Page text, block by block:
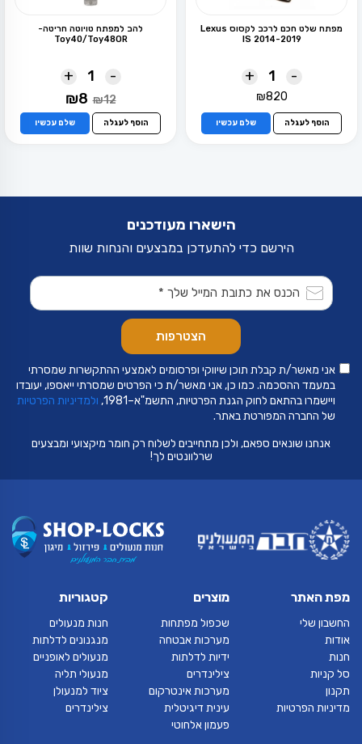
מפתח שלט חכם לרכב לקסוס Lexus
IS 2014-2019
-
+
₪820
הוסף לעגלה שלם עכשיו
להב למפתח טויוטה חריטה-
Toy40/Toy48OR
-
+
₪12
המחיר
היה:
₪12.
₪8
הוא:
₪8.
הוסף לעגלה שלם עכשיו
הישארו מעודכנים
הירשם כדי להתעדכן במבצעים והנחות שוות
אני מאשר/ת קבלת תוכן שיווקי ופרסומים לאמצעי ההתקשרות שמסרתי
במעמד ההסכמה. כמו כן, אני מאשר/ת כי הפרטים שמסרתי ייאספו, יעובדו
ויישמרו בהתאם לחוק הגנת הפרטיות, התשמ"א–1981,
ולמדיניות הפרטיות
של החברה המפורטת באתר.
אנחנו שונאים ספאם, ולכן מתחייבים לשלוח רק חומר מיקצועי ומבצעים
שרלוונטים לך!
מפת האתר
החשבון שלי
אודות
חנות
סל קניות
תקנון
מדיניות הפרטיות
מוצרים
שכפול מפתחות
מערכות אבטחה
ידיות לדלתות
צילינדרים
מערכות אינטרקום
עינית דיגיטלית
פעמון אלחוטי
קטגוריות
חנות מנעולים
מנגנונים לדלתות
מנעולים לאופניים
מנעולי תליה
ציוד למנעולן
צילינדרים